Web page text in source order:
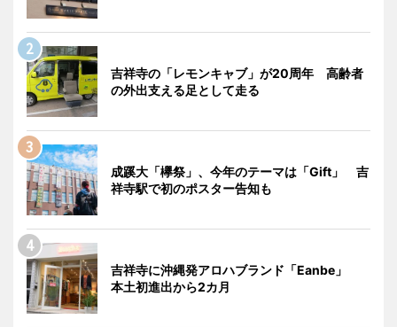
吉祥寺の「レモンキャブ」が20周年 高齢者
の外出支える足として走る
成蹊大「欅祭」、今年のテーマは「Gift」 吉
祥寺駅で初のポスター告知も
吉祥寺に沖縄発アロハブランド「Eanbe」
本土初進出から2カ月